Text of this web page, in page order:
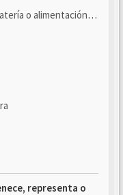
o alimentación eléctri...
representa o